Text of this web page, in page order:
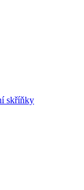
skříňky